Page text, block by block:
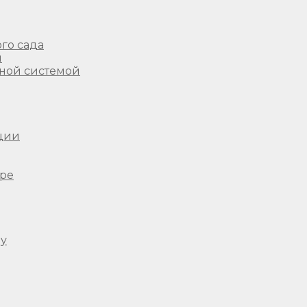
сада
системой